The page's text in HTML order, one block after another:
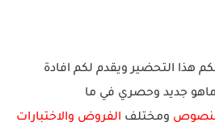
هذا التحضير ويقدم لكم افادة
ماهو جديد وحصري في ما
ومختلف الفروض والاختبارات